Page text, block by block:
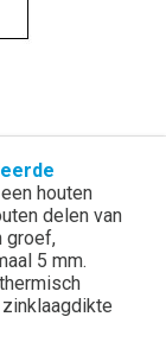
houten
delen van
groef,
5 mm.